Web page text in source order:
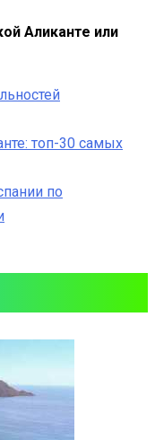
Аликанте или
топ-30 самых
по